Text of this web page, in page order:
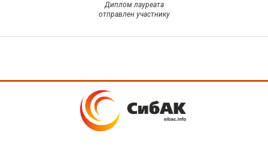
Диплом лауреата
отправлен участнику